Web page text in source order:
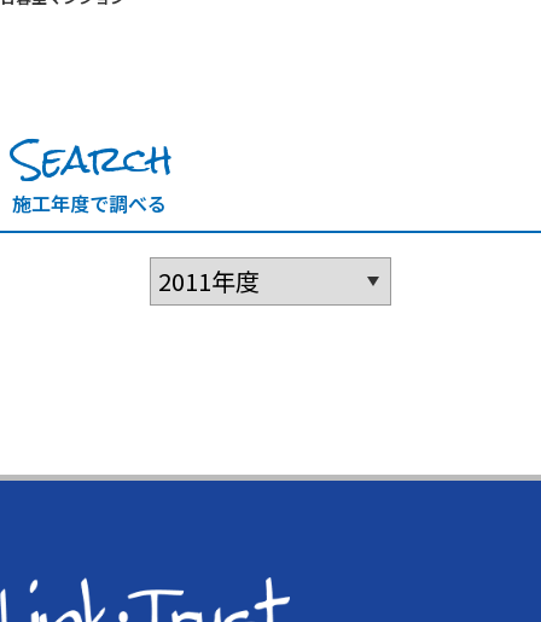
Search
施工年度で調べる